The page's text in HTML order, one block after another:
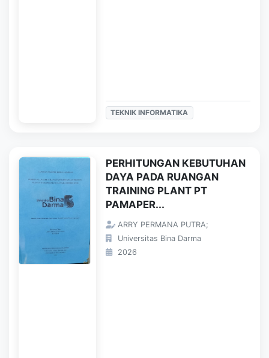
TEKNIK INFORMATIKA
PERHITUNGAN KEBUTUHAN
DAYA PADA RUANGAN
TRAINING PLANT PT
PAMAPER...
ARRY PERMANA PUTRA;
Universitas Bina Darma
2026